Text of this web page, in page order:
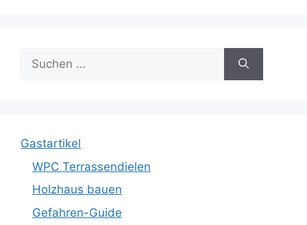
Suche
nach:
Gastartikel
WPC Terrassendielen
Holzhaus bauen
Gefahren-Guide